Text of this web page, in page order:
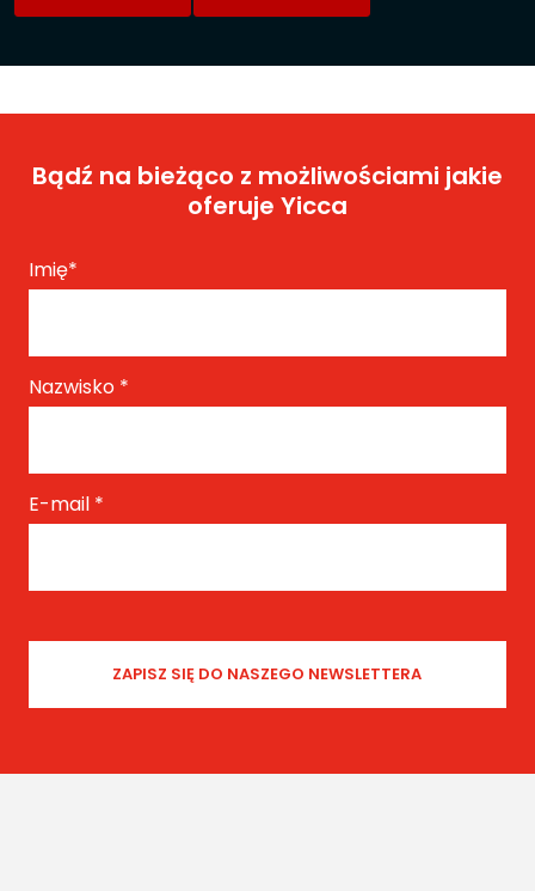
Bądź na bieżąco z możliwościami jakie
oferuje Yicca
Imię*
Nazwisko *
E-mail *